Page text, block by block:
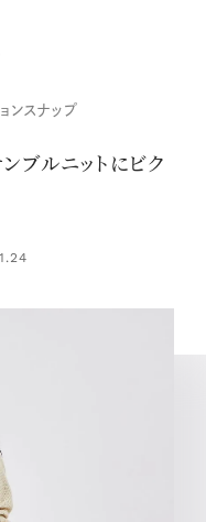
ンスナップ
ブルニットにビク